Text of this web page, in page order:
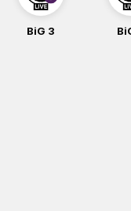
BiG 3